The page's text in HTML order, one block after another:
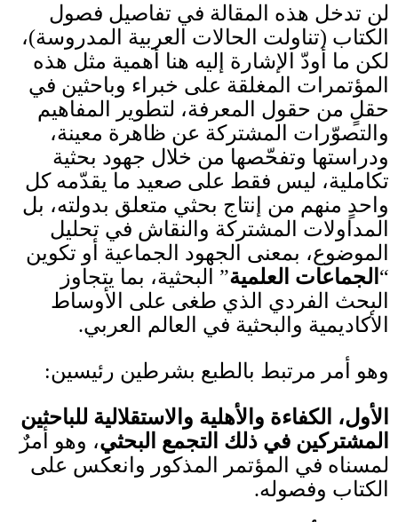
لن تدخل هذه المقالة في تفاصيل فصول
الكتاب (تناولت الحالات العربية المدروسة)،
لكن ما أودّ الإشارة إليه هنا أهمية مثل هذه
المؤتمرات المغلقة على خبراء وباحثين في
حقلٍ من حقول المعرفة، لتطوير المفاهيم
والتصوّرات المشتركة عن ظاهرة معينة،
ودراستها وتفحّصها من خلال جهود بحثية
تكاملية، ليس فقط على صعيد ما يقدّمه كل
واحدٍ منهم من إنتاج بحثي متعلق بدولته، بل
المداولات المشتركة والنقاش في تحليل
الموضوع، بمعنى الجهود الجماعية أو تكوين
“ الجماعات العلمية”
البحثية، بما يتجاوز
البحث الفردي الذي طغى على الأوساط
الأكاديمية والبحثية في العالم العربي.
وهو أمر مرتبط بالطبع بشرطين رئيسين:
الأول، الكفاءة والأهلية والاستقلالية للباحثين
المشتركين في ذلك التجمع البحثي، وهو أمرٌ
لمسناه في المؤتمر المذكور وانعكس على
الكتاب وفصوله.